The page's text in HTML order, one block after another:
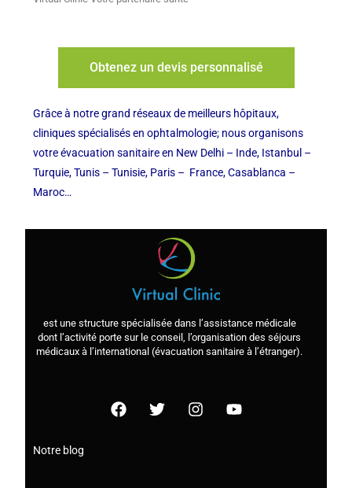
Obtenez un devis personnalisé
Grâce à notre grand réseaux de meilleurs hôpitaux,
cliniques spécialisés en ophtalmologie; nous organisons
votre évacuation sanitaire en New Delhi – Inde, Istanbul –
Turquie, Tunis – Tunisie, Paris – France, Casablanca –
Maroc…
est une structure spécialisée dans l’assistance médicale
dont l’activité porte sur le conseil, l’organisation des séjours
médicaux à l’international (évacuation sanitaire à l’étranger).
Notre blog